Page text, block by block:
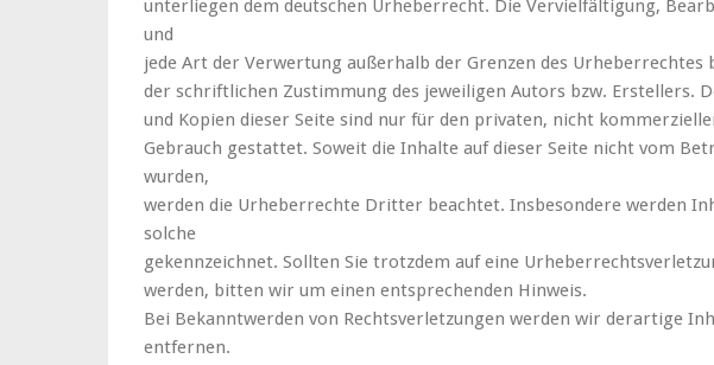
unterliegen dem deutschen Urheberrecht. Die Vervielfältigung,
und
jede Art der Verwertung außerhalb der Grenzen des Urheberrechtes
der schriftlichen Zustimmung des jeweiligen Autors bzw. Erstellers.
und Kopien dieser Seite sind nur für den privaten, nicht
Gebrauch gestattet. Soweit die Inhalte auf dieser Seite nicht vom
wurden,
werden die Urheberrechte Dritter beachtet. Insbesondere werden
solche
gekennzeichnet. Sollten Sie trotzdem auf eine
werden, bitten wir um einen entsprechenden Hinweis.
Bei Bekanntwerden von Rechtsverletzungen werden wir derartige
entfernen.